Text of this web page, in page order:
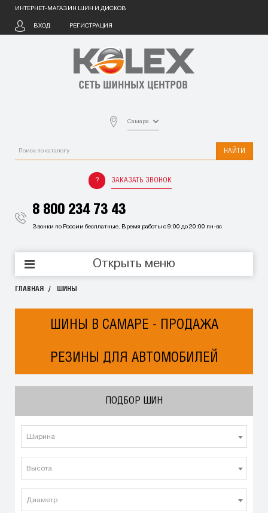
ИНТЕРНЕТ-МАГАЗИН ШИН И ДИСКОВ
ВХОД РЕГИСТРАЦИЯ
Самара
НАЙТИ
ЗАКАЗАТЬ ЗВОНОК
8 800 234 73 43
Звонки по России бесплатные. Время работы с 9:00 до 20:00 пн-вс
Открыть меню
ГЛАВНАЯ ШИНЫ
ШИНЫ В САМАРЕ - ПРОДАЖА
РЕЗИНЫ ДЛЯ АВТОМОБИЛЕЙ
ПОДБОР ШИН
Ширина
Высота
Диаметр